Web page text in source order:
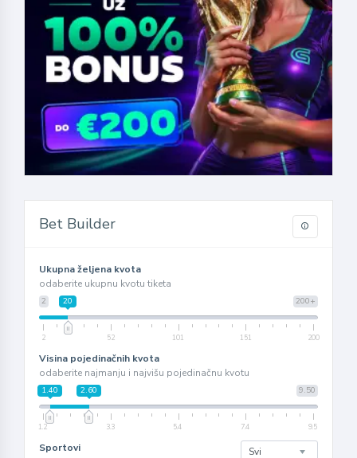
Bet Builder
Ukupna željena kvota
odaberite ukupnu kvotu tiketa
2 200+
20
2 52 101 151 200
Visina pojedinačnih kvota
odaberite najmanju i najvišu pojedinačnu kvotu
9.50
1.40 2.60
1.2 3.3 5.4 7.4 9.5
Sportovi